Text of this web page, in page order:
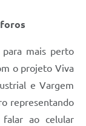
para mais perto
o projeto Viva
e Vargem
representando
ao celular